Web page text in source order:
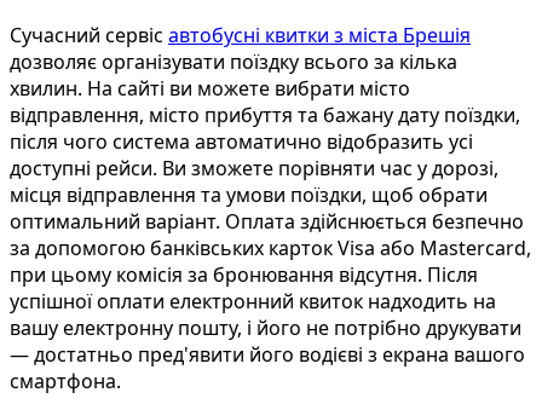
Сучасний сервіс автобусні квитки з міста Брешія
дозволяє організувати поїздку всього за кілька
хвилин. На сайті ви можете вибрати місто
відправлення, місто прибуття та бажану дату поїздки,
після чого система автоматично відобразить усі
доступні рейси. Ви зможете порівняти час у дорозі,
місця відправлення та умови поїздки, щоб обрати
оптимальний варіант. Оплата здійснюється безпечно
за допомогою банківських карток Visa або Mastercard,
при цьому комісія за бронювання відсутня. Після
успішної оплати електронний квиток надходить на
вашу електронну пошту, і його не потрібно друкувати
— достатньо пред'явити його водієві з екрана вашого
смартфона.